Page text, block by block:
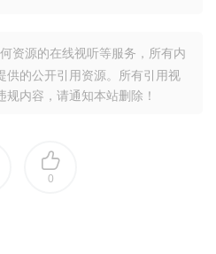
资源的在线视听等服务，所有内
供的公开引用资源。所有引用视
内容，请通知本站删除！
0